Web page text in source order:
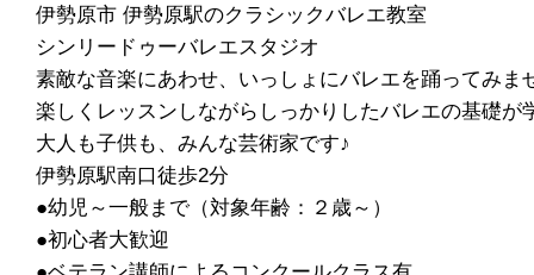
伊勢原市 伊勢原駅のクラシックバレエ教室
シンリードゥーバレエスタジオ
素敵な音楽にあわせ、いっしょにバレエを踊ってみま
楽しくレッスンしながらしっかりしたバレエの基礎が
大人も子供も、みんな芸術家です♪
伊勢原駅南口徒歩2分
●幼児～一般まで（対象年齢：２歳～）
●初心者大歓迎